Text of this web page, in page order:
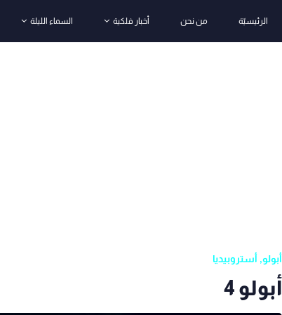
الرئيسيّة من نحن أخبار فلكية السماء الليلة
أبولو, أستروبيديا
أبولو 4